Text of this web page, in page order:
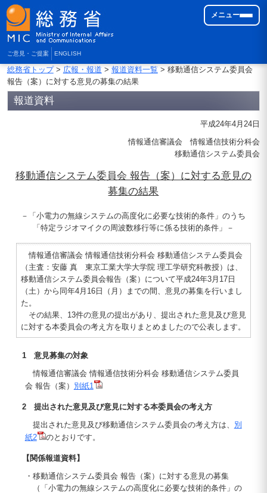
ご意見・ご提案 ENGLISH
メニュー
総務省トップ> 広報・報道 > 報道資料一覧> 移動通信システム委員会
報告（案）に対する意見の募集の結果
報道資料
平成24年4月24日
情報通信審議会 情報通信技術分科会
移動通信システム委員会
移動通信システム委員会 報告（案）に対する意見の
募集の結果
－「小電力の無線システムの高度化に必要な技術的条件」のうち
「特定ラジオマイクの周波数移行等に係る技術的条件」－
情報通信審議会 情報通信技術分科会 移動通信システム委員会
（主査：安藤 真 東京工業大学大学院 理工学研究科教授）は、
移動通信システム委員会報告（案）について平成24年3月17日
（土）から同年4月16日（月）までの間、意見の募集を行いまし
た。
その結果、13件の意見の提出があり、提出された意見及び意見
に対する本委員会の考え方を取りまとめましたので公表します。
1 意見募集の対象
情報通信審議会 情報通信技術分科会 移動通信システム委員
会 報告（案） 別紙1
2 提出された意見及び意見に対する本委員会の考え方
提出された意見及び移動通信システム委員会の考え方は、 別
紙2
のとおりです。
【関係報道資料】
・移動通信システム委員会 報告（案）に対する意見の募集
（「小電力の無線システムの高度化に必要な技術的条件」の